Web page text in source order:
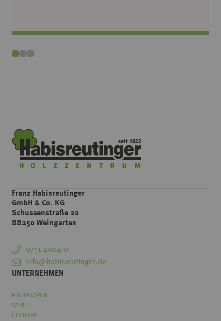
Franz Habisreutinger
GmbH & Co. KG
Schussenstraße 22
88250 Weingarten
0751 4004-0
info@habisreutinger.de
UNTERNEHMEN
PHILOSOPHIE
WERTE
HISTORIE